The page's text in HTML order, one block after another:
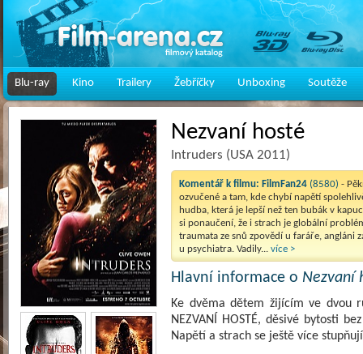
Blu-ray Kino Trailery Žebříčky Unboxing Soutěže
Nezvaní hosté
Intruders (USA 2011)
Komentář k filmu: FilmFan24 (8580) -
ozvučené a tam, kde chybí napětí
hudba, která je lepší než ten bubák v
si ponaučení, že i strach je globální
traumata ze snů zpovědí u faráře, angláni
u psychiatra. Vadily... více >
Hlavní informace o Nezvaní
Ke dvěma dětem žijícím ve dvou
NEZVANÍ HOSTÉ, děsivé bytosti
Napětí a strach se ještě více